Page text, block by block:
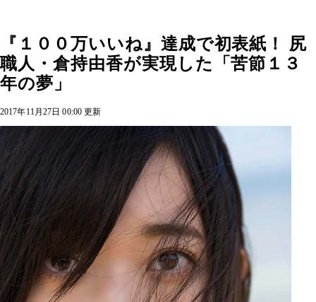
『１００万いいね』達成で初表紙！ 尻
職人・倉持由香が実現した「苦節１３
年の夢」
2017年11月27日 00:00 更新